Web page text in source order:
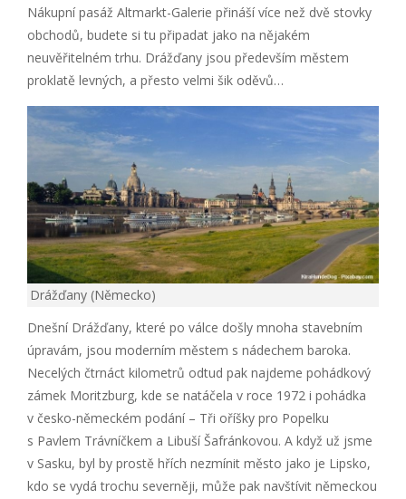
Nákupní pasáž Altmarkt-Galerie přináší více než dvě stovky
obchodů, budete si tu připadat jako na nějakém
neuvěřitelném trhu. Drážďany jsou především městem
proklatě levných, a přesto velmi šik oděvů…
Drážďany (Německo)
Dnešní Drážďany, které po válce došly mnoha stavebním
úpravám, jsou moderním městem s nádechem baroka.
Necelých čtrnáct kilometrů odtud pak najdeme pohádkový
zámek Moritzburg, kde se natáčela v roce 1972 i pohádka
v česko-německém podání – Tři oříšky pro Popelku
s Pavlem Trávníčkem a Libuší Šafránkovou. A když už jsme
v Sasku, byl by prostě hřích nezmínit město jako je Lipsko,
kdo se vydá trochu severněji, může pak navštívit německou